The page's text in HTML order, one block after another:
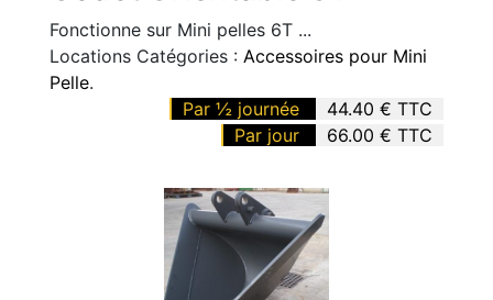
Fonctionne sur Mini pelles 6T ...
Locations Catégories : Accessoires pour Mini
Pelle.
Par ½ journée
44.40 € TTC
Par jour
66.00 € TTC